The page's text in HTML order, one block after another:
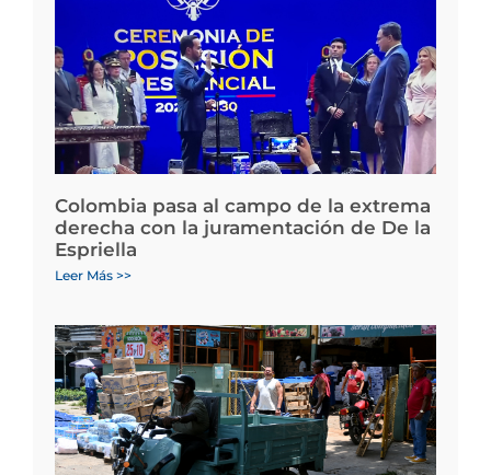
Colombia pasa al campo de la extrema
derecha con la juramentación de De la
Espriella
Leer Más >>